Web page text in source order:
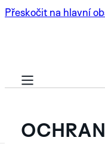
Přeskočit na hlavní